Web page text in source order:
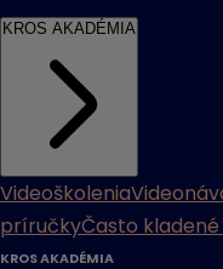
KROS AKADÉMIA
Videoškolenia
príručkyČasto
KROS AKADÉMIA